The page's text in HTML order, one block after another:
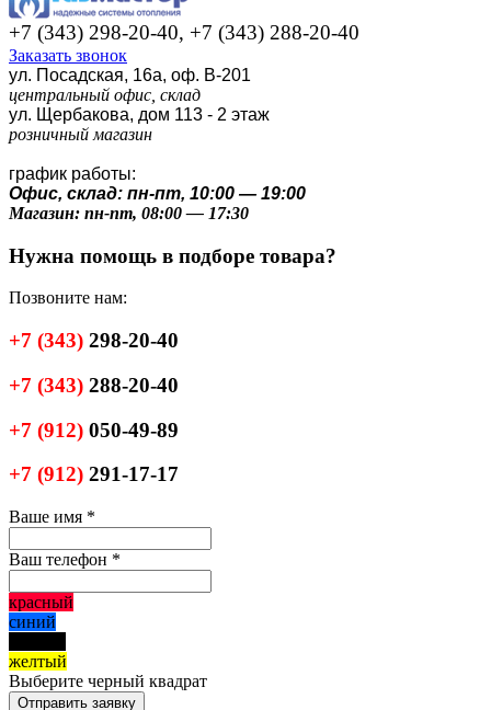
+7 (343) 298-20-40, +7 (343) 288-20-40
Заказать звонок
ул. Посадская, 16а, оф. В-201
центральный офис, склад
ул. Щербакова, дом 113 - 2 этаж
розничный магазин
график работы:
Офис, склад: пн-пт, 10:00 — 19:00
Магазин: пн-пт, 08:00 — 17:30
Нужна помощь в подборе товара?
Позвоните нам:
+7 (343) 298-20-40
+7 (343) 288-20-40
+7 (912) 050-49-89
+7 (912) 291-17-17
Ваше имя *
Ваш телефон *
красный
синий
желтый
Выберите черный квадрат